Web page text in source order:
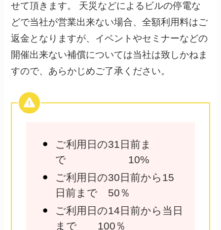
せて頂きます。 天災などによるビルの停電な
どで当社が営業出来ない場合、全額利用料はご
返金となりますが、イベントやセミナーなどの
開催出来ない補償については当社は致しかねま
すので、あらかじめご了承ください。
ご利用日の31日前ま
で 10%
ご利用日の30日前から15
日前まで 50％
ご利用日の14日前から当日
まで 100％